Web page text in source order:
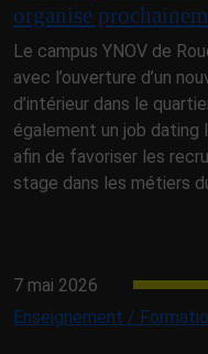
organise
Le campus YNOV de
avec l’ouverture d’un
d’intérieur dans le
également un job dating
afin de favoriser les
stage dans les métiers
7 mai 2026
Enseignement /